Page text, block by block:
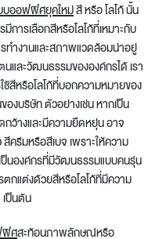
บออฟฟิศยุคใหม่สี หรือ โลโก้ นั้น
ารเลือกสีหรือโลโก้ที่เหมาะกับ
ทำงานและสภาพแวดล้อมน่าอยู่
ละวัฒนธรรมขององค์กรได้ เรา
ช้สีหรือโลโก้ที่บอกความหมายของ
งบริษัท ตัวอย่างเช่น หากเป็น
ว้างและมีความยืดหยุ่น อาจ
รีมหรือสีเบจ เพราะให้ความ
ป็นองค์กรที่มีวัฒนธรรมแบบคนรุ่น
กแต่งด้วยสีหรือโลโก้ที่มีความ
ป็นต้น
ฟิศสะท้อนภาพลักษณ์หรือ